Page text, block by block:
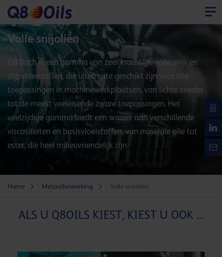
Volle snijoliën
Q8 Bach is een gamma van zeer krachtige volle snij- en
slijpvloeistoffen, die uitermate geschikt zijn voor alle
toepassingen in machinewerkplaatsen, van lichte snedes
tot de meest veeleisende zware toepassingen. Het
veelzijdige gamma biedt een waaier aan verschillende
viscositeiten en basisvloeistoffen, van minerale olie tot
ester, die heel milieuvriendelijk zijn.
Home Metaalbewerking Volle snijoliën
ALS U Q8OILS KIEST, KIEST U OOK ...